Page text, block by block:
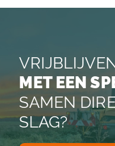
MET EEN
SAMEN
SLAG?